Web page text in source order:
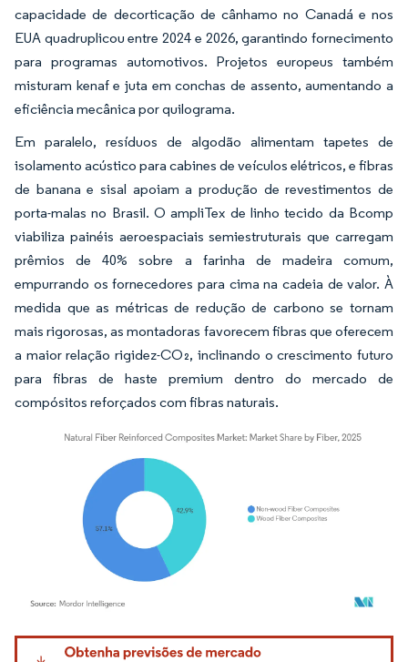
capacidade de decorticação de cânhamo no Canadá e nos
EUA quadruplicou entre 2024 e 2026, garantindo fornecimento
para programas automotivos. Projetos europeus também
misturam kenaf e juta em conchas de assento, aumentando a
eficiência mecânica por quilograma.
Em paralelo, resíduos de algodão alimentam tapetes de
isolamento acústico para cabines de veículos elétricos, e fibras
de banana e sisal apoiam a produção de revestimentos de
porta-malas no Brasil. O ampliTex de linho tecido da Bcomp
viabiliza painéis aeroespaciais semiestruturais que carregam
prêmios de 40% sobre a farinha de madeira comum,
empurrando os fornecedores para cima na cadeia de valor. À
medida que as métricas de redução de carbono se tornam
mais rigorosas, as montadoras favorecem fibras que oferecem
a maior relação rigidez-CO₂, inclinando o crescimento futuro
para fibras de haste premium dentro do mercado de
compósitos reforçados com fibras naturais.
Imagem © Mordor Intelligence. O reuso requer atribuição conforme CC BY 4.0.